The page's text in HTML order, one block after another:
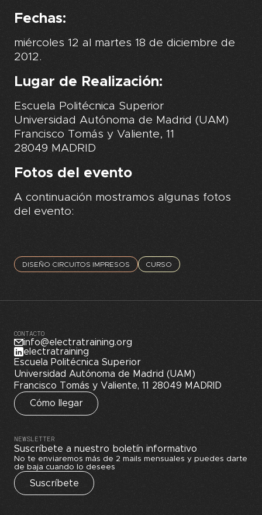
Fechas:
miércoles 12 al martes 18 de diciembre de
2012.
Lugar de Realización:
Escuela Politécnica Superior
Universidad Autónoma de Madrid (UAM)
Francisco Tomás y Valiente, 11
28049 MADRID
Fotos del evento
A continuación mostramos algunas fotos
del evento:
DISEÑO CIRCUITOS IMPRESOS CURSO
CONTACTO
info@electratraining.org
electratraining
Escuela Politécnica Superior
Universidad Autónoma de Madrid (UAM)
Francisco Tomás y Valiente, 11 28049 MADRID
Cómo llegar
NEWSLETTER
Suscríbete a nuestro boletín informativo
No te enviaremos más de 2 mails mensuales y puedes darte
de baja cuando lo desees
Suscríbete